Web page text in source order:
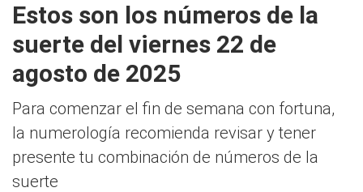
Estos son los números de la
suerte del viernes 22 de
agosto de 2025
Para comenzar el fin de semana con fortuna,
la numerología recomienda revisar y tener
presente tu combinación de números de la
suerte